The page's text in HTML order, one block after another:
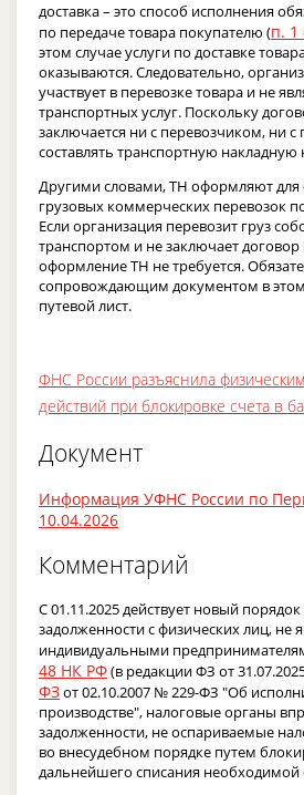
доставка – это способ исполнения
по передаче товара покупателю (п. 1
этом случае услуги по доставке
оказываются. Следовательно,
участвует в перевозке товара и не
транспортных услуг. Поскольку
заключается ни с перевозчиком, ни с
составлять транспортную
Другими словами, ТН оформляют
грузовых коммерческих перевозок
Если организация перевозит груз
транспортом и не заключает договор
оформление ТН не требуется.
сопровождающим документом в этом
путевой лист.
ФНС России разъяснила
действий при блокировке счета в
Документ
Информация УФНС России по
10.04.2026
Комментарий
С 01.11.2025 действует новый
задолженности с физических лиц, не
индивидуальными
48 НК РФ(в редакции ФЗ от
ФЗот 02.10.2007 № 229-ФЗ "Об
производстве", налоговые органы
задолженности, не оспариваемые
во внесудебном порядке путем
дальнейшего списания